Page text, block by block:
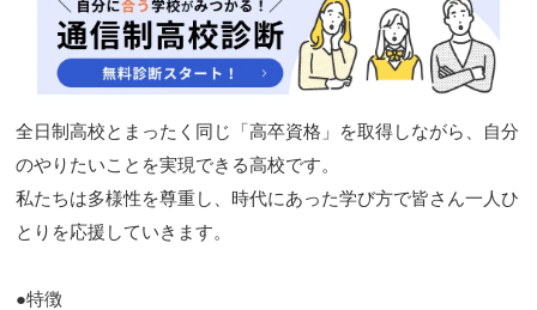
全日制高校とまったく同じ「高卒資格」を取得しながら、自分
のやりたいことを実現できる高校です。
私たちは多様性を尊重し、時代にあった学び方で皆さん一人ひ
とりを応援していきます。
●特徴